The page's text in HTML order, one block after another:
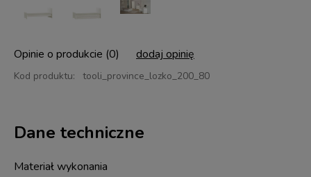
Kod produktu: tooli_province_lozko_200_80
Opinie o produkcie (0) dodaj opinię
Dane techniczne
Materiał wykonania